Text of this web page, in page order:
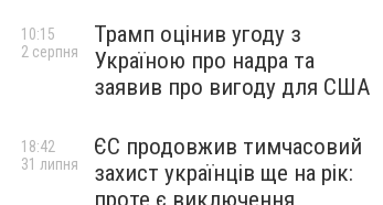
Трамп оцінив угоду з
Україною про надра та
заявив про вигоду для США
10:15
2 серпня
ЄС продовжив тимчасовий
захист українців ще на рік:
проте є виключення
18:42
31 липня